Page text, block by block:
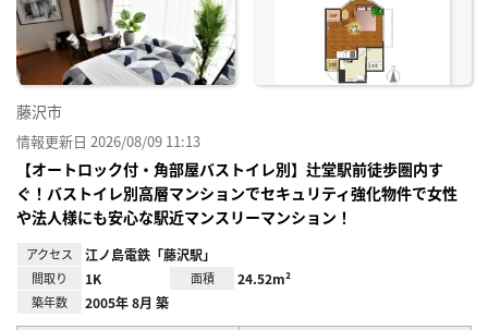
藤沢市
情報更新日 2026/08/09 11:13
【オートロック付・角部屋バストイレ別】辻堂駅前徒歩圏内す
ぐ！バストイレ別高層マンションでセキュリティ強化物件で女性
や法人様にも安心な駅近マンスリーマンション！
アクセス 江ノ島電鉄「藤沢駅」
間取り 1K 面積 24.52m²
築年数 2005年 8月 築